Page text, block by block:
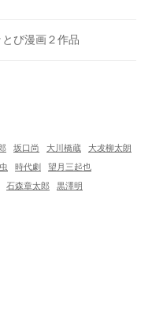
び漫画２作品
坂口尚 大川橋蔵
大犮柳太朗
時代劇
望月三起也
石森章太郎 黒澤明